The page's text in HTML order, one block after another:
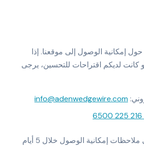
إمكانية الوصول إلى موقعنا. إذا
كانت لديكم اقتراحات للتحسين، يرجى
:
info@adenwedgewire.com
نهدف إلى الرد على ملاحظات إمكانية الوصول خلال 5 أيام